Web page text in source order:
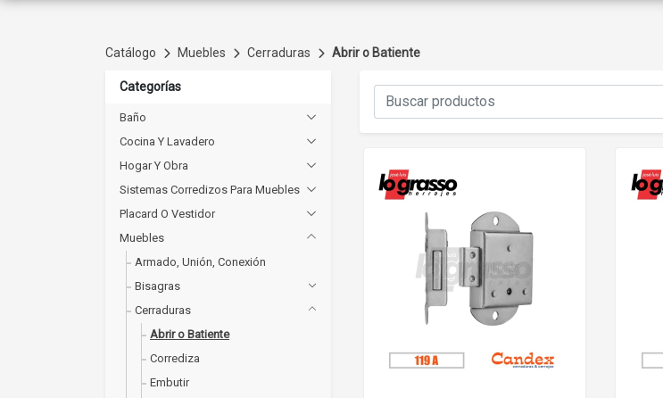
Catálogo Muebles Cerraduras Abrir o Batiente
Categorías
Baño
Cocina Y Lavadero
Hogar Y Obra
Sistemas Corredizos Para Muebles
Placard O Vestidor
Muebles
Armado, Unión, Conexión
Bisagras
Cerraduras
Abrir o Batiente
Corrediza
Embutir